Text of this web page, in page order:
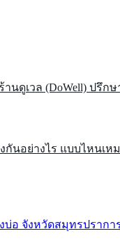
นดูเวล (DoWell) ปรึก
กันอย่างไร แบบไหนเห
บ่อ จังหวัดสมุทรปรากา